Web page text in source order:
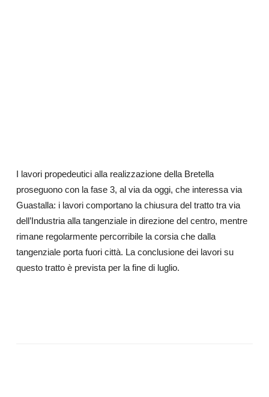
I lavori propedeutici alla realizzazione della Bretella
proseguono con la fase 3, al via da oggi, che interessa via
Guastalla: i lavori comportano la chiusura del tratto tra via
dell’Industria alla tangenziale in direzione del centro, mentre
rimane regolarmente percorribile la corsia che dalla
tangenziale porta fuori città. La conclusione dei lavori su
questo tratto è prevista per la fine di luglio.